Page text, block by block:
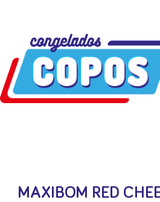
MAXIBOM RED